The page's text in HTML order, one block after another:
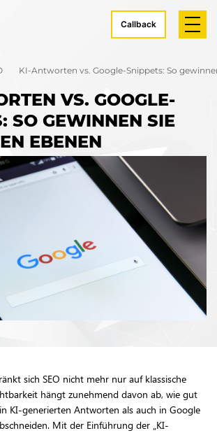
Callback
KI-Antworten vs. Google-Snippets: So
VS. GOOGLE-
SO GEWINNEN SIE
EBENEN
sich SEO nicht mehr nur auf klassische
hängt zunehmend davon ab, wie gut
KI-generierten Antworten als auch in Google
Mit der Einführung der „KI-